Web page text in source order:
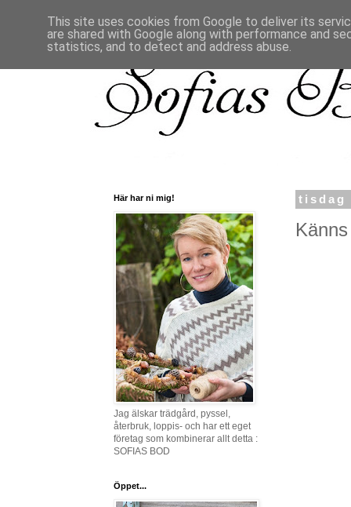
tisdag
Här har ni mig!
Jag älskar trädgård, pyssel,
återbruk, loppis- och har ett eget
företag som kombinerar allt detta :
SOFIAS BOD
Öppet...
This site uses cookies from Google to deliver its
are shared with Google along with performance and
statistics, and to detect and address abuse.